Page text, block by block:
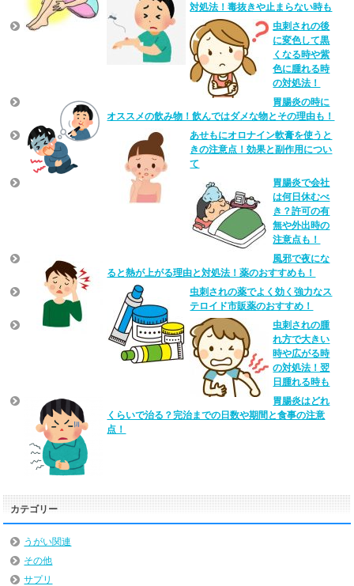
対処法！毒抜きや止まらない時も
虫刺されの後
に変色して黒
くなる時や紫
色に腫れる時
の対処法！
胃腸炎の時に
オススメの飲み物！飲んではダメな物とその理由も！
あせもにオロナイン軟膏を使うと
きの注意点！効果と副作用につい
て
胃腸炎で会社
は何日休むべ
き？許可の有
無や外出時の
注意点も！
風邪で夜にな
ると熱が上がる理由と対処法！薬のおすすめも！
虫刺されの薬でよく効く強力なス
テロイド市販薬のおすすめ！
虫刺されの腫
れ方で大きい
時や広がる時
の対処法！翌
日腫れる時も
胃腸炎はどれ
くらいで治る？完治までの日数や期間と食事の注意
点！
カテゴリー
うがい関連
その他
サプリ